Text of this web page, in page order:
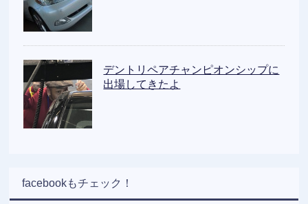
デントリペアチャンピオンシップに
出場してきたよ
facebookもチェック！